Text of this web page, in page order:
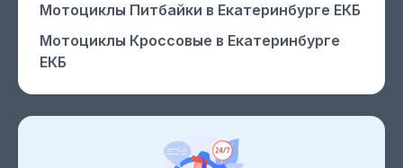
Мотоциклы Питбайки в Екатеринбурге ЕКБ
Мотоциклы Кроссовые в Екатеринбурге
ЕКБ